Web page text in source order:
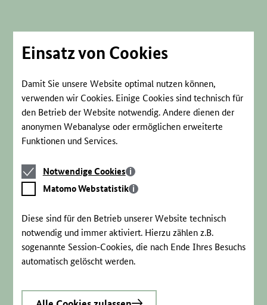
Einsatz von Cookies
Damit Sie unsere Website optimal nutzen können,
verwenden wir Cookies. Einige Cookies sind technisch für
den Betrieb der Website notwendig. Andere dienen der
anonymen Webanalyse oder ermöglichen erweiterte
Funktionen und Services.
Notwendige
Cookies
Notwendige Cookies
Matomo
Webstatistik
Matomo Webstatistik
Diese sind für den Betrieb unserer Website technisch
notwendig und immer aktiviert. Hierzu zählen z.B.
sogenannte Session-Cookies, die nach Ende Ihres Besuchs
automatisch gelöscht werden.